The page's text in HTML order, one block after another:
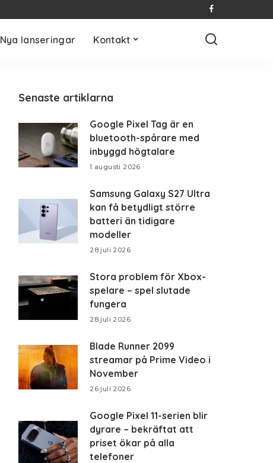
Nya lanseringar Kontakt
Senaste artiklarna
Google Pixel Tag är en
bluetooth-spårare med
inbyggd högtalare
1 augusti 2026
Samsung Galaxy S27 Ultra
kan få betydligt större
batteri än tidigare
modeller
28 juli 2026
Stora problem för Xbox-
spelare – spel slutade
fungera
28 juli 2026
Blade Runner 2099
streamar på Prime Video i
November
26 juli 2026
Google Pixel 11-serien blir
dyrare – bekräftat att
priset ökar på alla
telefoner